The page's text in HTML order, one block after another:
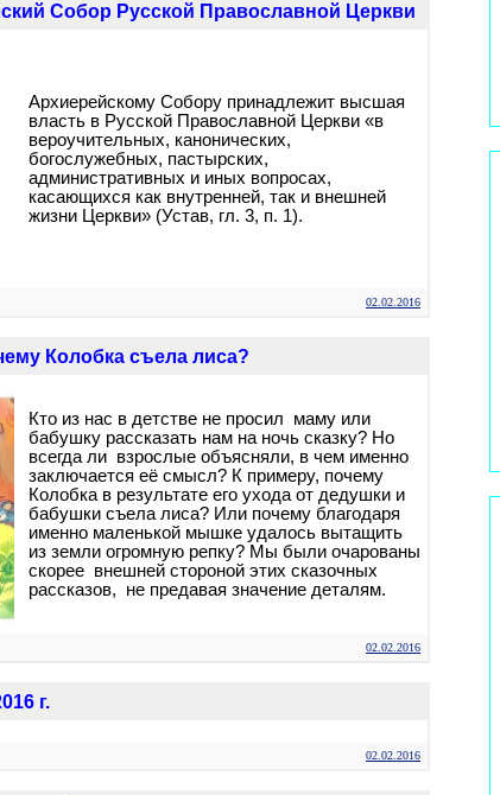
Собор Русской Православной Церкви
Архиерейскому Собору принадлежит высшая
власть в Русской Православной Церкви «в
вероучительных, канонических,
богослужебных, пастырских,
административных и иных вопросах,
касающихся как внутренней, так и внешней
жизни Церкви» (Устав, гл. 3, п. 1).
02.02.2016
Колобка съела лиса?
Кто из нас в детстве не просил маму или
бабушку рассказать нам на ночь сказку? Но
всегда ли взрослые объясняли, в чем именно
заключается её смысл? К примеру, почему
Колобка в результате его ухода от дедушки и
бабушки съела лиса? Или почему благодаря
именно маленькой мышке удалось вытащить
из земли огромную репку? Мы были очарованы
скорее внешней стороной этих сказочных
рассказов, не предавая значение деталям.
02.02.2016
г.
02.02.2016